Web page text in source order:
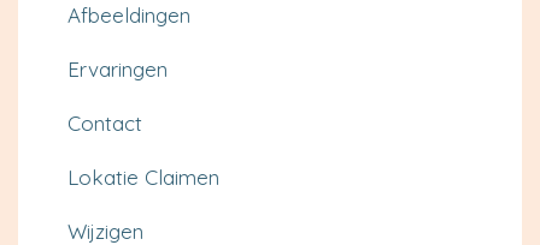
Afbeeldingen
Ervaringen
Contact
Lokatie Claimen
Wijzigen